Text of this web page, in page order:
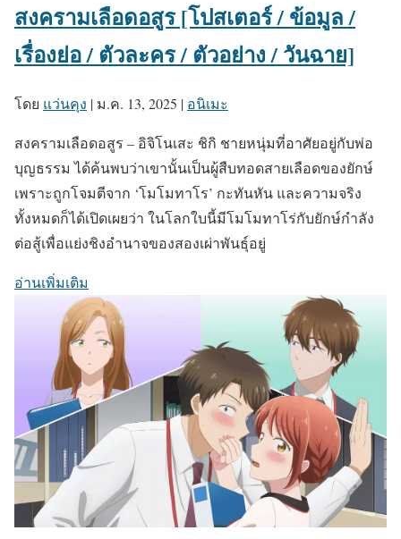
สงครามเลือดอสูร [โปสเตอร์ / ข้อมูล /
เรื่องย่อ / ตัวละคร / ตัวอย่าง / วันฉาย]
โดย แว่นคุง | ม.ค. 13, 2025 | อนิเมะ
สงครามเลือดอสูร – อิจิโนเสะ ชิกิ ชายหนุ่มที่อาศัยอยู่กับพ่อ
บุญธรรม ได้ค้นพบว่าเขานั้นเป็นผู้สืบทอดสายเลือดของยักษ์
เพราะถูกโจมตีจาก ‘โมโมทาโร’ กะทันหัน และความจริง
ทั้งหมดก็ได้เปิดเผยว่า ในโลกใบนี้มีโมโมทาโร่กับยักษ์กำลัง
ต่อสู้เพื่อแย่งชิงอำนาจของสองเผ่าพันธุ์อยู่
อ่านเพิ่มเติม